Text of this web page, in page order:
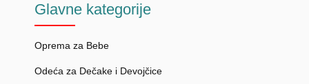
Glavne kategorije
Oprema za Bebe
Odeća za Dečake i Devojčice